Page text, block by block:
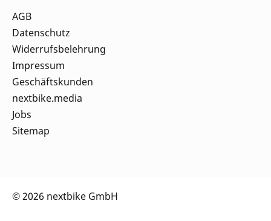
AGB
Datenschutz
Widerrufsbelehrung
Impressum
Geschäftskunden
nextbike.media
Jobs
Sitemap
© 2026 nextbike GmbH